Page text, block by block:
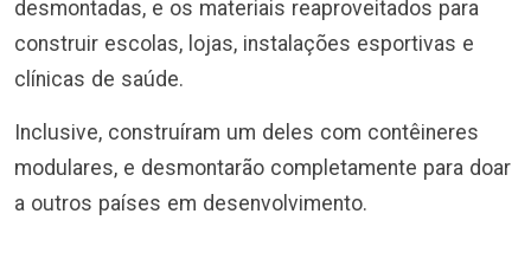
desmontadas, e os materiais reaproveitados para
construir escolas, lojas, instalações esportivas e
clínicas de saúde.
Inclusive, construíram um deles com contêineres
modulares, e desmontarão completamente para doar
a outros países em desenvolvimento.